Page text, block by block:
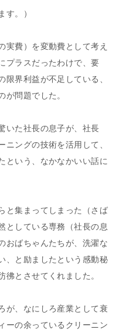
す。）
実費）を変動費として考え
プラスだったわけで、要
限界利益が不足している、
が問題でした。
いた社長の息子が、社長
ニングの技術を活用して、
という、なかなかいい話に
と集まってしまった（さば
としている専務（社長の息
おばちゃんたちが、洗濯な
、と励ましたという感動秘
とさせてくれました。
が、なにしろ産業として衰
ーの余っているクリーニン